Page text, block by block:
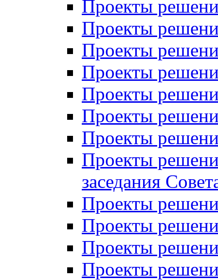
Проекты
Проекты
Проекты
Проекты
Проекты
Проекты
Проекты
Проекты
заседания
Проекты
Проекты
Проекты
Проекты